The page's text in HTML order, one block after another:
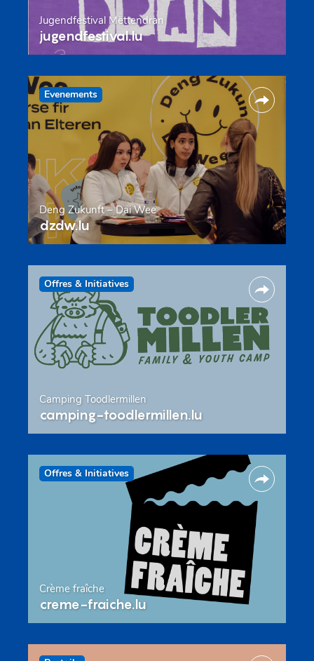
Jugendfestival Mëttendran
jugendfestival.lu
Evenements
Deng Zukunft – Däi Wee
dzdw.lu
Offres & Initiatives
Camping Toodlermillen
camping-toodlermillen.lu
Offres & Initiatives
Crème fraîche
creme-fraiche.lu